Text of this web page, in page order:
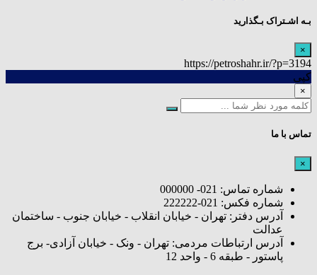
بـه اشـتراک بـگذارید
×
https://petroshahr.ir/?p=3194
کپی
×
تماس با ما
×
شماره تماس: 021- 000000
شماره فکس: 021-222222
آدرس دفتر: تهران - خیابان انقلاب - خیابان جنوب - ساختمان
عدالت
آدرس ارتباطات مردمی: تهران - ونک - خیابان آزادی- برج
پاستور - طبقه 6 - واحد 12